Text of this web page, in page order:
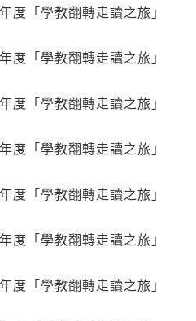
度「學教翻轉走讀之旅」
度「學教翻轉走讀之旅」
度「學教翻轉走讀之旅」
度「學教翻轉走讀之旅」
度「學教翻轉走讀之旅」
度「學教翻轉走讀之旅」
度「學教翻轉走讀之旅」